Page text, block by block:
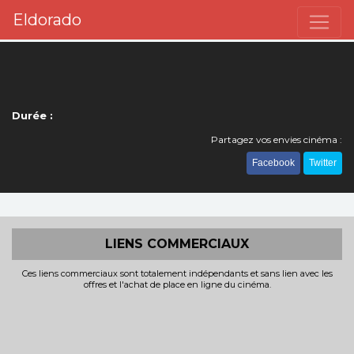
Eldorado
Durée :
Partagez vos envies cinéma :
Facebook Twitter
LIENS COMMERCIAUX
Ces liens commerciaux sont totalement indépendants et sans lien avec les
offres et l'achat de place en ligne du cinéma.